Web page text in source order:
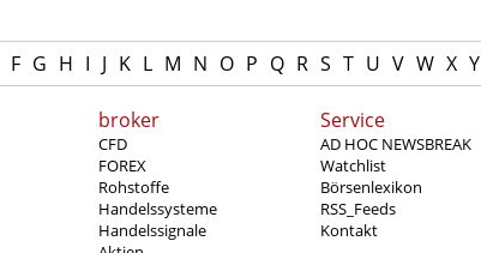
F G H I J K L M N O P Q R S T U V W X Y
broker
CFD
FOREX
Rohstoffe
Handelssysteme
Handelssignale
Service
AD HOC NEWSBREAK
Watchlist
Börsenlexikon
RSS_Feeds
Kontakt